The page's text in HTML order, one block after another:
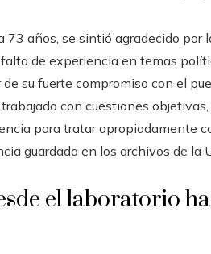
años, se sintió agradecido por
de experiencia en temas
su fuerte compromiso con el
con cuestiones
para tratar apropiadamente
guardada en los archivos de la
el laboratorio